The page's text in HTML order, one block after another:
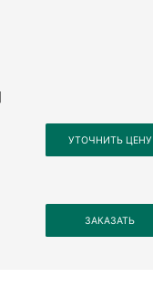
УТОЧНИТЬ ЦЕНУ
ЗАКАЗАТЬ